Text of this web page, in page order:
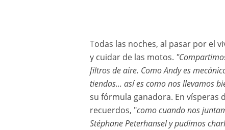
Todas las noches, al pasar por el
y cuidar de las motos.
filtros de aire. Como Andy es
tiendas... así es como nos llevamos
su fórmula ganadora. En vísperas
recuerdos, "como cuando nos
Stéphane Peterhansel y pudimos